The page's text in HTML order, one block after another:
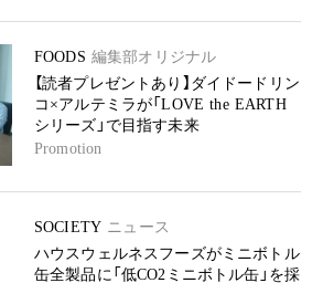
FOODS 編集部オリジナル
【読者プレゼントあり】ダイドードリン
コ×アルテミラが「LOVE the EARTH
シリーズ」で目指す未来
Promotion
SOCIETY ニュース
ハウスウェルネスフーズがミニボトル
缶全製品に「低CO2ミニボトル缶」を採